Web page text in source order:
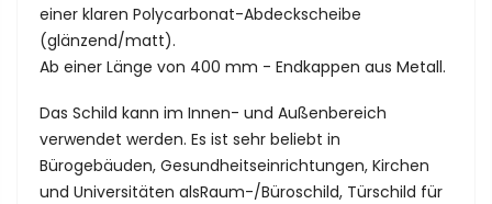
einer klaren Polycarbonat-Abdeckscheibe
(glänzend/matt).
Ab einer Länge von 400 mm - Endkappen aus Metall.
Das Schild kann im Innen- und Außenbereich
verwendet werden. Es ist sehr beliebt in
Bürogebäuden, Gesundheitseinrichtungen, Kirchen
und Universitäten alsRaum-/Büroschild, Türschild für